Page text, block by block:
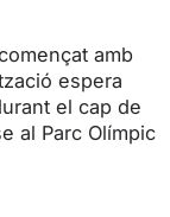
n
amb
espera
el cap de
al Parc Olímpic